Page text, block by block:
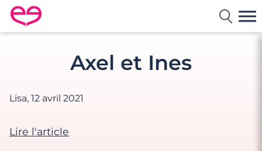
Rencontre en France avec Meetic
Axel et Ines
Lisa, 12 avril 2021
Lire l'article